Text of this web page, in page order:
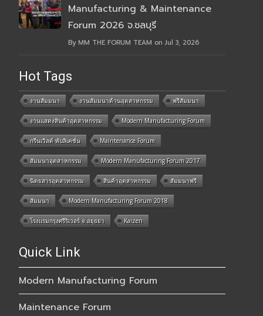
Manufacturing & Maintenance
Forum 2026 จ.ชลบุรี
By MM THE FORUM TEAM on Jul 3, 2026
Hot Tags
งานสัมมนา งานสัมมนาด้านอุตสาหกรรม ฟรีสัมมนา
งานแสดงสินค้าอุตสาหกรรม Modern Manufacturing Forum
กรีนเวิลด์ พับลิเคชั่น Maintenance Forum
สัมมนาอุตสาหกรรม Modern Manufacturing Forum 2017
นิตยสารอุตสาหกรรม สินค้าอุตสาหกรรม สัมมนาฟรี
สัมมนา Modern Manufacturing Forum 2018
โรงแรมกรุงศรีริเวอร์ จ.อยุธยา Kaizen
Quick Link
Modern Manufacturing Forum
Maintenance Forum